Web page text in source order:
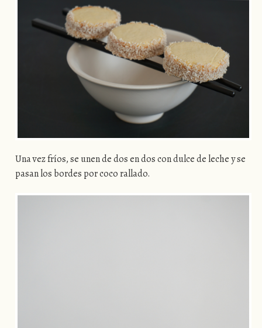
Una vez fríos, se unen de dos en dos con dulce de leche y se
pasan los bordes por coco rallado.